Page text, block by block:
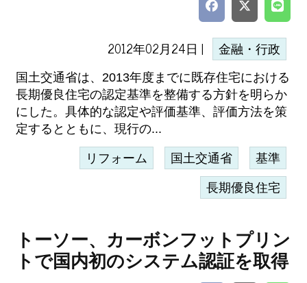
2012年02月24日 | 金融・行政
国土交通省は、2013年度までに既存住宅における
長期優良住宅の認定基準を整備する方針を明らか
にした。具体的な認定や評価基準、評価方法を策
定するとともに、現行の...
リフォーム 国土交通省 基準
長期優良住宅
トーソー、カーボンフットプリン
トで国内初のシステム認証を取得